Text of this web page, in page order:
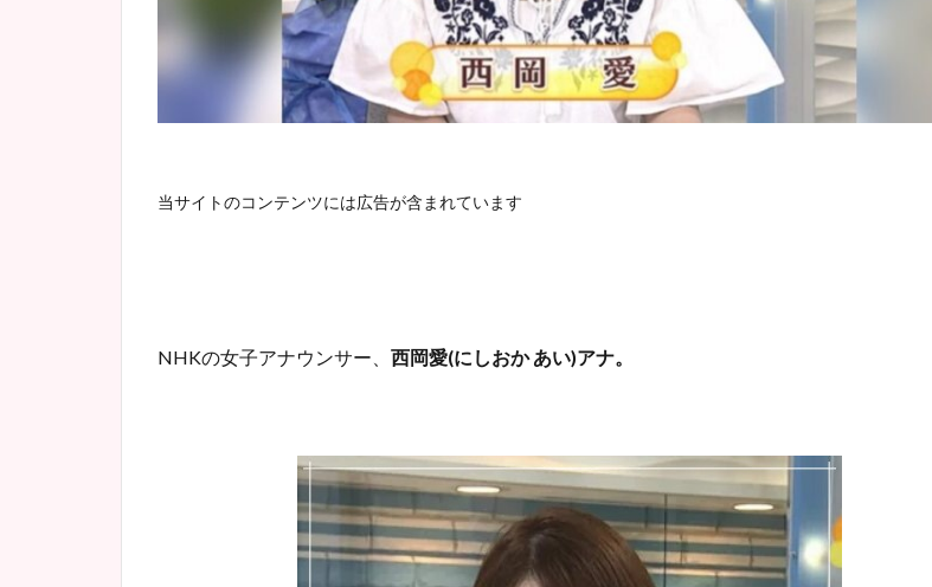
当サイトのコンテンツには広告が含まれています
NHKの女子アナウンサー、 西岡愛(にしおか あい)アナ。